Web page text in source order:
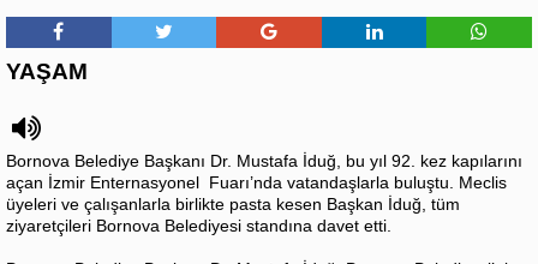
YAŞAM
Bornova Belediye Başkanı Dr. Mustafa İduğ, bu yıl 92. kez kapılarını
açan İzmir Enternasyonel Fuarı’nda vatandaşlarla buluştu. Meclis
üyeleri ve çalışanlarla birlikte pasta kesen Başkan İduğ, tüm
ziyaretçileri Bornova Belediyesi standına davet etti.